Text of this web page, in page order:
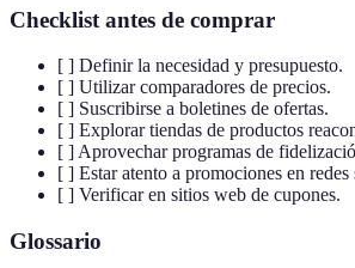
Checklist antes de comprar
[ ] Definir la necesidad y presupuesto.
[ ] Utilizar comparadores de precios.
[ ] Suscribirse a boletines de ofertas.
[ ] Explorar tiendas de productos
[ ] Aprovechar programas de
[ ] Estar atento a promociones en redes
[ ] Verificar en sitios web de cupones.
Glossario